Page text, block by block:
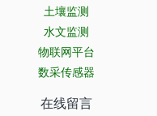
土壤监测
水文监测
物联网平台
数采传感器
在线留言